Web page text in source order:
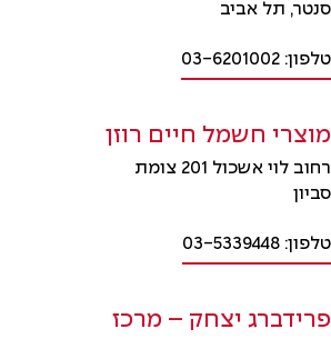
סנטר, תל אביב
טלפון: 03-6201002
מוצרי חשמל חיים רוזן
רחוב לוי אשכול 201 צומת
סביון
טלפון: 03-5339448
פרידברג יצחק – מרכז